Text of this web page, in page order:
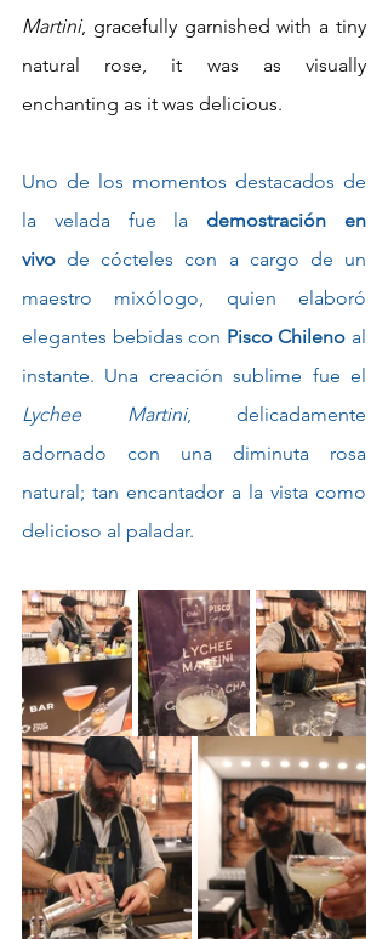
Martini, gracefully garnished with a tiny
natural rose, it was as visually
enchanting as it was delicious.
Uno de los momentos destacados de
la velada fue la demostración en
vivo de cócteles con a cargo de un
maestro mixólogo, quien elaboró
elegantes bebidas con Pisco Chileno al
Lychee Martini, delicadamente
adornado con una diminuta rosa
natural; tan encantador a la vista como
delicioso al paladar.